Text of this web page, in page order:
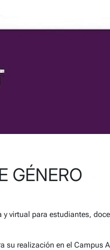
GÉNERO
virtual para estudiantes,
su realización en el Campus